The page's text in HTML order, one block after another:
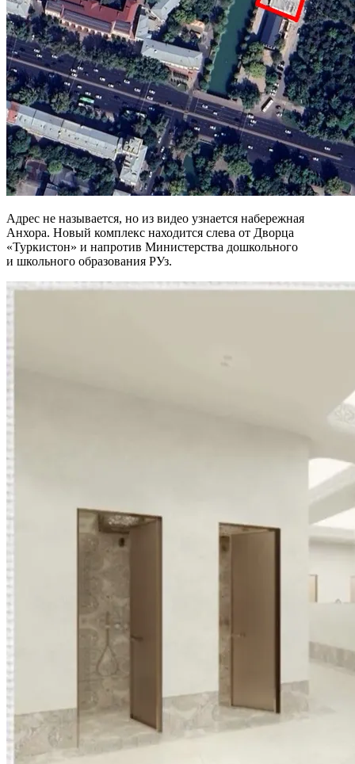
Адрес не называется, но из видео узнается набережная
Анхора. Новый комплекс находится слева от Дворца
«Туркистон» и напротив Министерства дошкольного
и школьного образования РУз.